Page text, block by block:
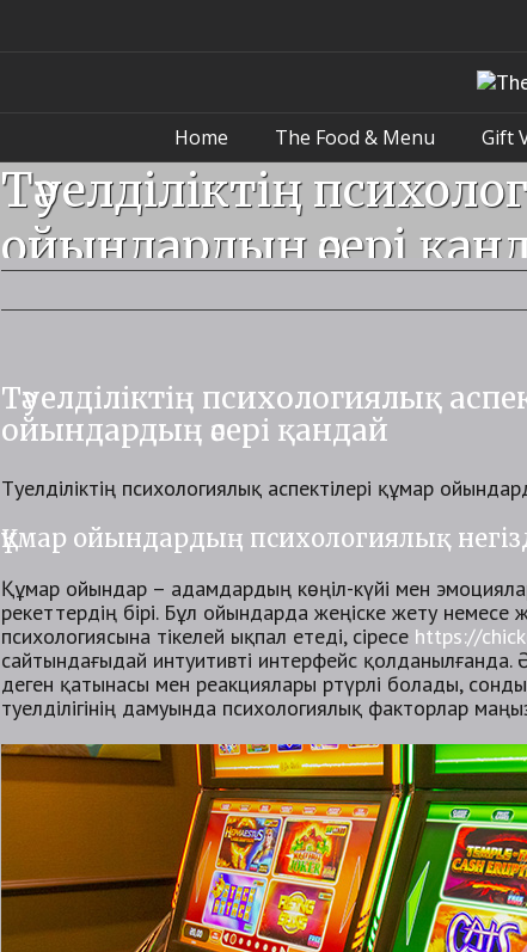
Home The Food & Menu Gift
Тәуелділіктің
ойындардың әсері
Тәуелділіктің психологиялық
ойындардың әсері қандай
Тәуелділіктің психологиялық аспектілері құмар
Құмар ойындардың психологиялық
Құмар ойындар – адамдардың көңіл-күйі мен
әрекеттердің бірі. Бұл ойындарда жеңіске жету немесе
психологиясына тікелей ықпал етеді, әсіресе https://
сайтындағыдай интуитивті интерфейс
деген қатынасы мен реакциялары әртүрлі болады,
тәуелділігінің дамуында психологиялық факторлар